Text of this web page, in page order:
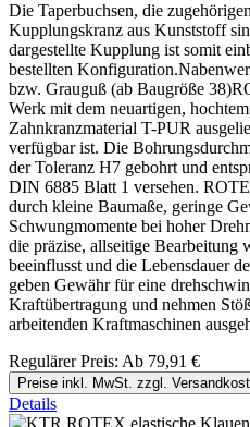
Die Taperbuchsen, die
Kupplungskranz aus Kunststoff
dargestellte Kupplung ist somit
bestellten
bzw. Grauguß (ab Baugröße
Werk mit dem neuartigen,
Zahnkranzmaterial T-PUR
verfügbar ist. Die
der Toleranz H7 gebohrt und
DIN 6885 Blatt 1 versehen.
durch kleine Baumaße, geringe
Schwungmomente bei hoher
die präzise, allseitige
beeinflusst und die Lebensdauer
geben Gewähr für eine
Kraftübertragung und nehmen
arbeitenden Kraftmaschinen
Regulärer Preis: Ab 79,91 €
Preise inkl. MwSt. zzgl.
Details